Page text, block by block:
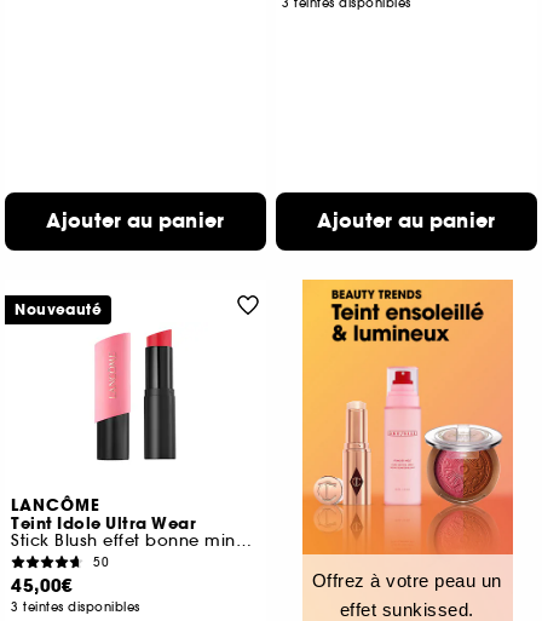
Ajouter au panier Ajouter au panier
LANCÔME
Teint Idole Ultra Wear
Stick Blush effet bonne mine 24h de tenue
50
45,00€
3 teintes disponibles
Nouveauté
Offrez à votre peau un
effet sunkissed.